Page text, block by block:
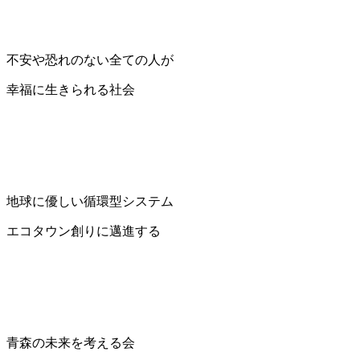
不安や恐れのない全ての人が
幸福に生きられる社会
地球に優しい循環型システム
エコタウン創りに邁進する
青森の未来を考える会